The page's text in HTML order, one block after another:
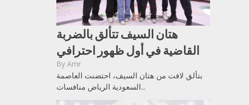
هتان السيف تتألق بالضربة
القاضية في أول ظهور احترافي
ByAmr
بتألق لافت من هتان السيف، احتضنت العاصمة
السعودية الرياض منافسات...